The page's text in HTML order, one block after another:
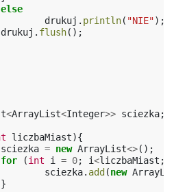
else
drukuj . println( "NIE");
drukuj . flush();
<ArrayList<Integer>> sciezka;
liczbaMiast){
sciezka = new ArrayList<>();
for
(int i = 0; i<liczbaMiast ;
sciezka. add (new
}